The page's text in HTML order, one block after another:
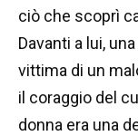
ciò che scoprì
Davanti a lui,
vittima di un
il coraggio del
donna era una